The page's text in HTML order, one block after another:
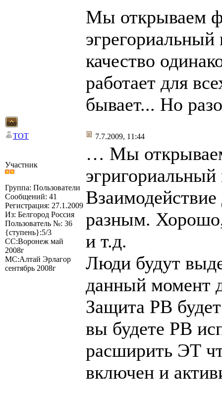
Мы открываем
качество
работает для
бывает... Но
TOT 7.7.2009, 11:44
Участник
Группа: Пользователи
Сообщений: 41
Регистрация: 27.1.2009
Из: Белгород Россия
Пользователь №: 36
{ступень}:5/3
СС:Воронеж май
2008г
МС:Алтай Эрлагор
сентябрь 2008г
… Мы
разным. Хорошо,
и т.д.
Люди будут
данный момент
Защита РВ
вы будете РВ
расширить ЭТ
включен и